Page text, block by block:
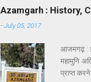
किया ।
अवश्य
Azamgarh : History,
-July 05, 2017
आजमगढ़ :
महामुनि
प्राप्त